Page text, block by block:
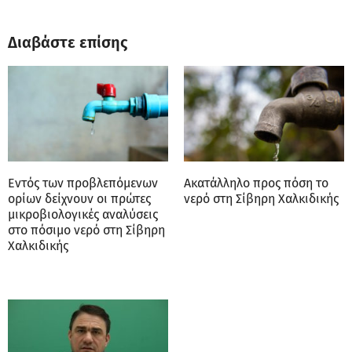
Διαβάστε επίσης
Εντός των προβλεπόμενων
ορίων δείχνουν οι πρώτες
μικροβιολογικές αναλύσεις
στο πόσιμο νερό στη Σίβηρη
Χαλκιδικής
Ακατάλληλο προς πόση το
νερό στη Σίβηρη Χαλκιδικής